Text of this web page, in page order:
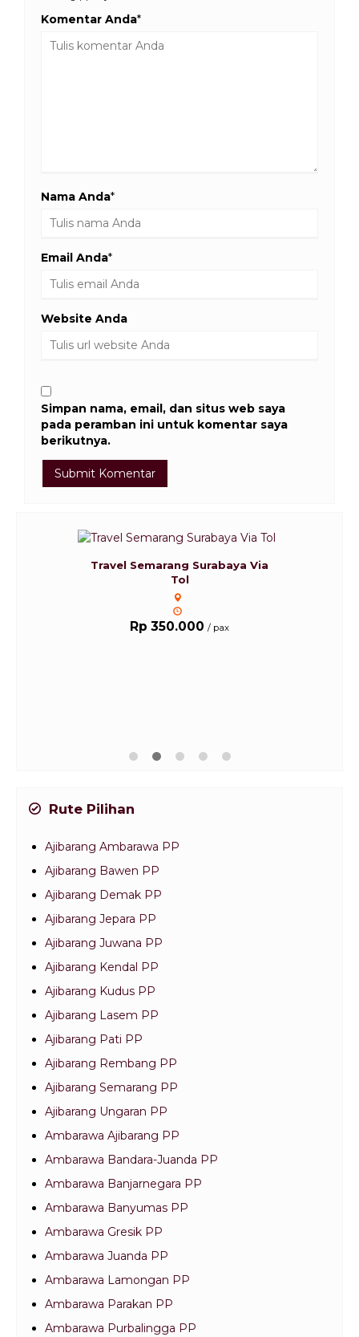
Komentar Anda*
Nama Anda*
Email Anda*
Website Anda
Simpan nama, email, dan situs web saya
pada peramban ini untuk komentar saya
berikutnya.
Travel Semarang Surabaya Via
Tol
Rp 350.000 / pax
Rute Pilihan
Ajibarang Ambarawa PP
Ajibarang Bawen PP
Ajibarang Demak PP
Ajibarang Jepara PP
Ajibarang Juwana PP
Ajibarang Kendal PP
Ajibarang Kudus PP
Ajibarang Lasem PP
Ajibarang Pati PP
Ajibarang Rembang PP
Ajibarang Semarang PP
Ajibarang Ungaran PP
Ambarawa Ajibarang PP
Ambarawa Bandara-Juanda PP
Ambarawa Banjarnegara PP
Ambarawa Banyumas PP
Ambarawa Gresik PP
Ambarawa Juanda PP
Ambarawa Lamongan PP
Ambarawa Parakan PP
Ambarawa Purbalingga PP